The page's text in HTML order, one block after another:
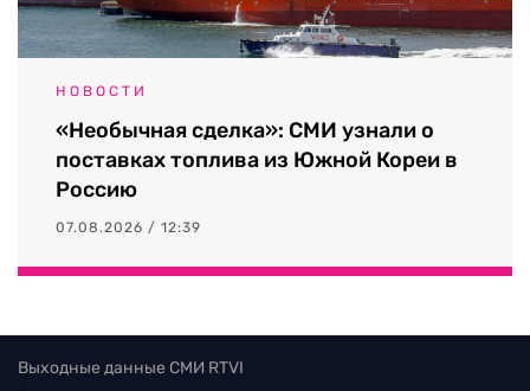
НОВОСТИ
«Необычная сделка»: СМИ узнали о
поставках топлива из Южной Кореи в
Россию
07.08.2026 / 12:39
Выходные данные СМИ RTVI